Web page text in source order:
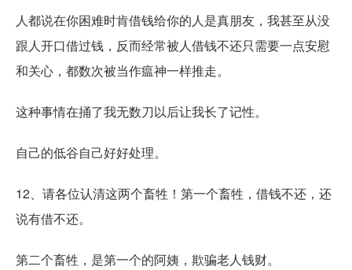
人都说在你困难时肯借钱给你的人是真朋友，我甚至从没
跟人开口借过钱，反而经常被人借钱不还只需要一点安慰
和关心，都数次被当作瘟神一样推走。
这种事情在捅了我无数刀以后让我长了记性。
自己的低谷自己好好处理。
12、请各位认清这两个畜牲！第一个畜牲，借钱不还，还
说有借不还。
第二个畜牲，是第一个的阿姨，欺骗老人钱财。